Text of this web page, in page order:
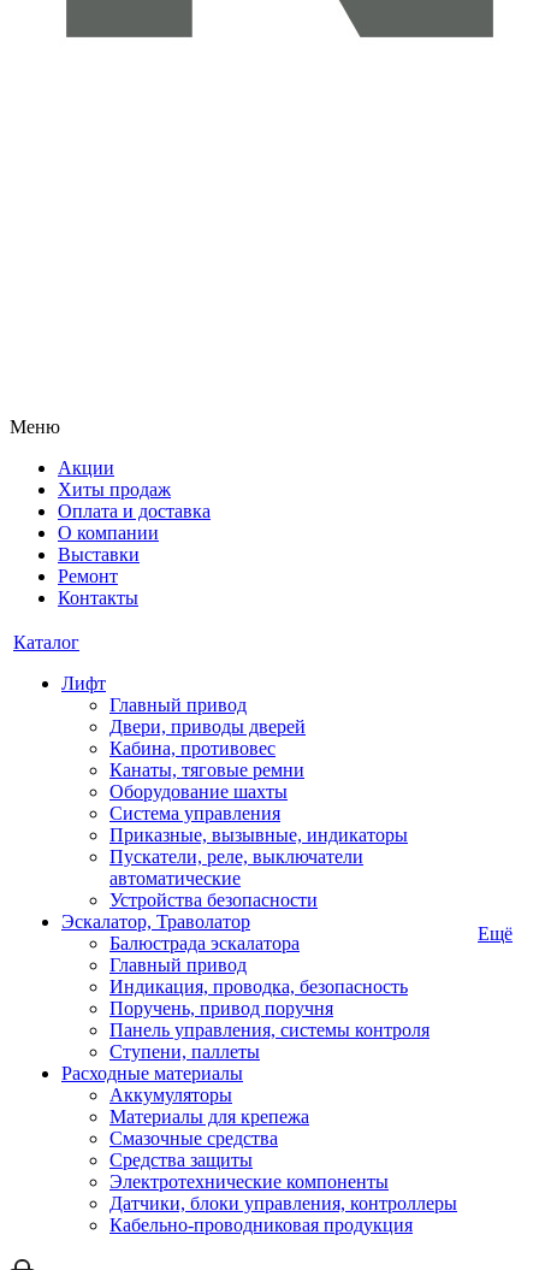
Меню
Акции
Хиты продаж
Оплата и доставка
О компании
Выставки
Ремонт
Контакты
Каталог
Лифт
Главный привод
Двери, приводы дверей
Кабина, противовес
Канаты, тяговые ремни
Оборудование шахты
Система управления
Приказные, вызывные, индикаторы
Пускатели, реле, выключатели
автоматические
Устройства безопасности
Эскалатор, Траволатор
Балюстрада эскалатора
Главный привод
Индикация, проводка, безопасность
Поручень, привод поручня
Панель управления, системы контроля
Ступени, паллеты
Расходные материалы
Аккумуляторы
Материалы для крепежа
Смазочные средства
Средства защиты
Электротехнические компоненты
Датчики, блоки управления, контроллеры
Кабельно-проводниковая продукция
Ещё